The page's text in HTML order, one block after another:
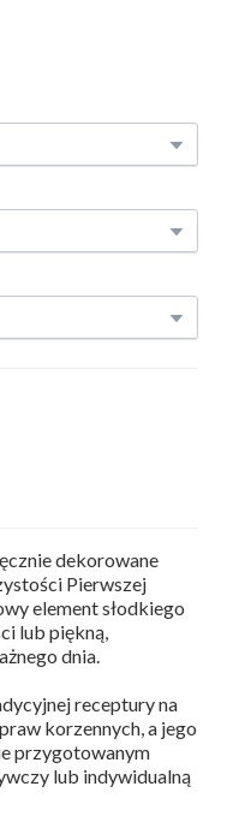
dekorowane
Pierwszej
element słodkiego
lub piękną,
dnia.
receptury na
korzennych, a jego
przygotowanym
lub indywidualną